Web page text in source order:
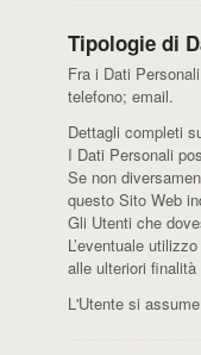
Tipologie di
Fra i Dati
telefono; email.
Dettagli completi
I Dati Personali
Se non
questo Sito Web
Gli Utenti che
L’eventuale
alle ulteriori
L'Utente si